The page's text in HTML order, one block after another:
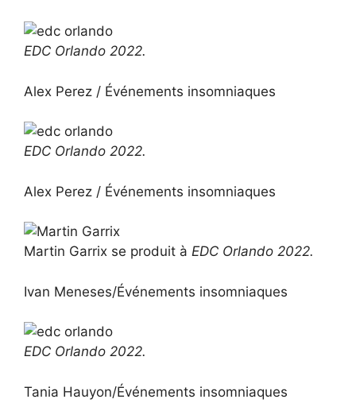
EDC Orlando 2022.
Alex Perez / Événements insomniaques
EDC Orlando 2022.
Alex Perez / Événements insomniaques
Martin Garrix se produit à EDC Orlando 2022.
Ivan Meneses/Événements insomniaques
EDC Orlando 2022.
Tania Hauyon/Événements insomniaques